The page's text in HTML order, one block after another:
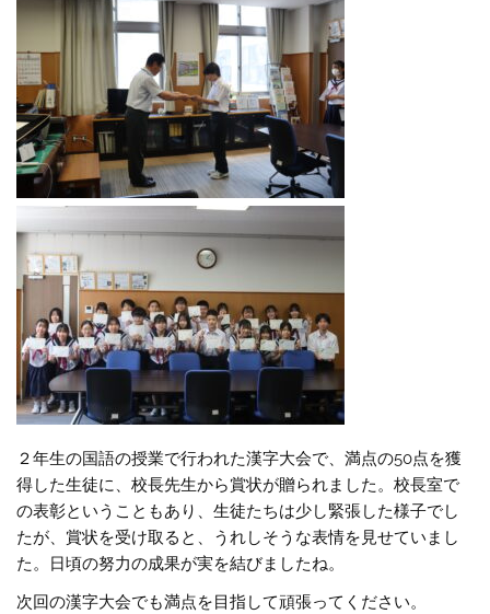
２年生の国語の授業で行われた漢字大会で、満点の50点を獲
得した生徒に、校長先生から賞状が贈られました。校長室で
の表彰ということもあり、生徒たちは少し緊張した様子でし
たが、賞状を受け取ると、うれしそうな表情を見せていまし
た。日頃の努力の成果が実を結びましたね。
次回の漢字大会でも満点を目指して頑張ってください。